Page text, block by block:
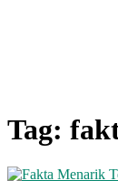
Tag: